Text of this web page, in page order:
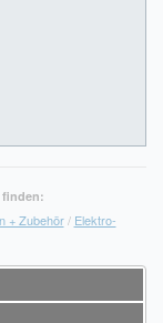
finden:
+ Zubehör/ Elektro-